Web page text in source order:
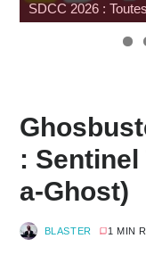
SDCC 2026 :
:
a-Ghost)
BLASTER 1 MIN